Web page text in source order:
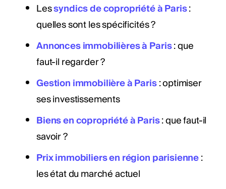
Lessyndics de copropriété à Paris:
quelles sont les spécificités ?
Annonces immobilières à Paris: que
faut-il regarder ?
Gestion immobilière à Paris: optimiser
ses investissements
Biens en copropriété à Paris: que faut-il
savoir ?
Prix immobiliers en région parisienne:
les état du marché actuel